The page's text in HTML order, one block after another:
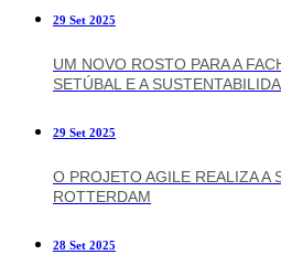
29 Set 2025
UM NOVO ROSTO PARA A
SETÚBAL E A
29 Set 2025
O PROJETO AGILE REALIZA A
ROTTERDAM
28 Set 2025